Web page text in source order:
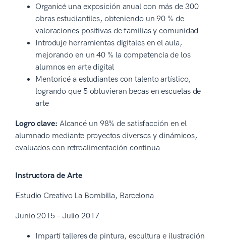
Organicé una exposición anual con más de 300
obras estudiantiles, obteniendo un 90 % de
valoraciones positivas de familias y comunidad
Introduje herramientas digitales en el aula,
mejorando en un 40 % la competencia de los
alumnos en arte digital
Mentoricé a estudiantes con talento artístico,
logrando que 5 obtuvieran becas en escuelas de
arte
Logro clave: Alcancé un 98% de satisfacción en el
alumnado mediante proyectos diversos y dinámicos,
evaluados con retroalimentación continua
Instructora de Arte
Estudio Creativo La Bombilla, Barcelona
Junio 2015 – Julio 2017
Impartí talleres de pintura, escultura e ilustración